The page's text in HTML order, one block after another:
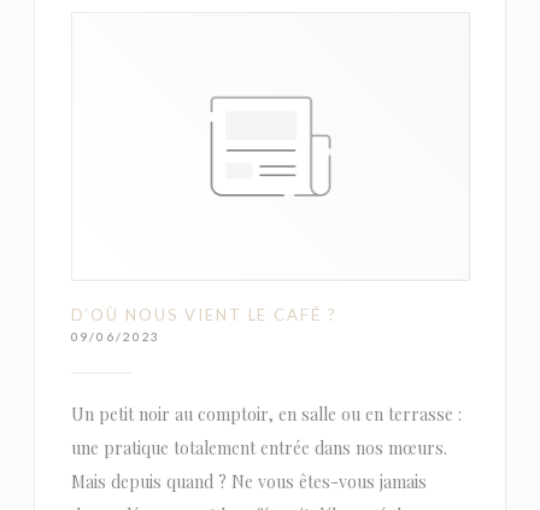
D’OÙ NOUS VIENT LE CAFÉ ?
09/06/2023
Un petit noir au comptoir, en salle ou en terrasse :
une pratique totalement entrée dans nos mœurs.
Mais depuis quand ? Ne vous êtes-vous jamais